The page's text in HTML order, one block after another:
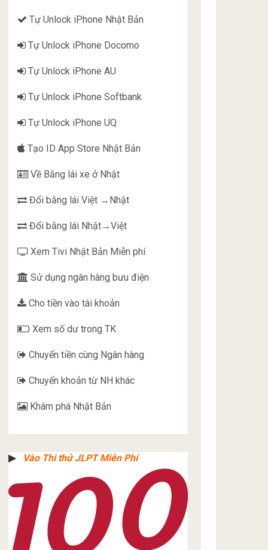
Tự Unlock iPhone Nhật Bản
Tự Unlock iPhone Docomo
Tự Unlock iPhone AU
Tự Unlock iPhone Softbank
Tự Unlock iPhone UQ
Tạo ID App Store Nhật Bản
Về Bằng lái xe ở Nhật
Đổi bằng lái Việt →Nhật
Đổi bằng lái Nhật→Việt
Xem Tivi Nhật Bản Miễn phí
Sử dụng ngân hàng bưu điện
Cho tiền vào tài khoản
Xem số dư trong TK
Chuyển tiền cùng Ngân hàng
Chuyển khoản từ NH khác
Khám phá Nhật Bản
▶︎ Vào Thi thử JLPT Miễn Phí